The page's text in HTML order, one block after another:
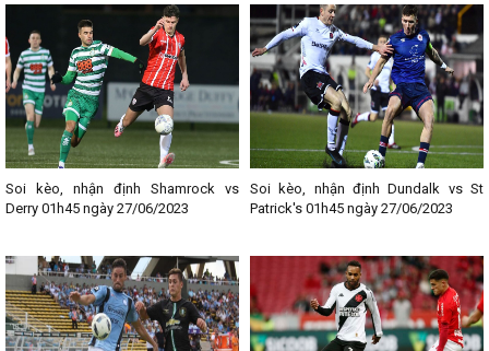
Soi kèo, nhận định Shamrock vs
Derry 01h45 ngày 27/06/2023
Soi kèo, nhận định Dundalk vs St
Patrick's 01h45 ngày 27/06/2023